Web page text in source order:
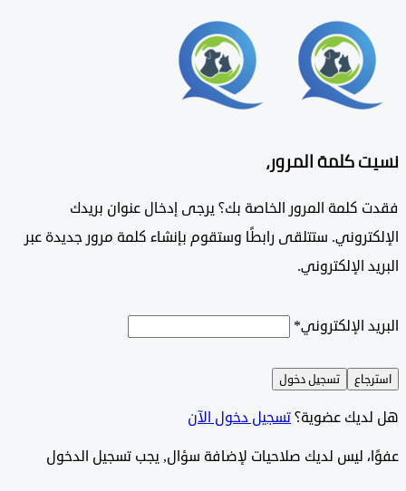
كلمة المرور،
كلمة المرور الخاصة بك؟ يرجى إدخال عنوان بريدك
ستتلقى رابطًا وستقوم بإنشاء كلمة مرور جديدة عبر
الإلكتروني.
الإلكتروني*
تسجيل دخول
عضوية؟تسجيل دخول الآن
ليس لديك صلاحيات لإضافة سؤال, يجب تسجيل الدخول